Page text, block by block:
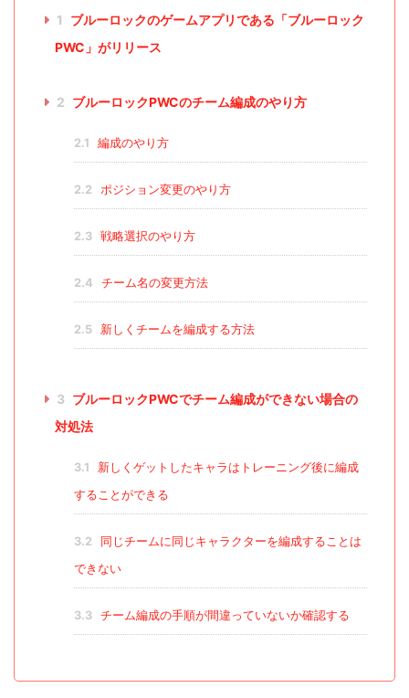
1
ブルーロックのゲームアプリである「ブルーロック
PWC」がリリース
2 ブルーロックPWCのチーム編成のやり方
2.1 編成のやり方
2.2 ポジション変更のやり方
2.3 戦略選択のやり方
2.4 チーム名の変更方法
2.5 新しくチームを編成する方法
3 ブルーロックPWCでチーム編成ができない場合の
対処法
3.1
新しくゲットしたキャラはトレーニング後に編成
することができる
3.2
同じチームに同じキャラクターを編成することは
できない
3.3 チーム編成の手順が間違っていないか確認する